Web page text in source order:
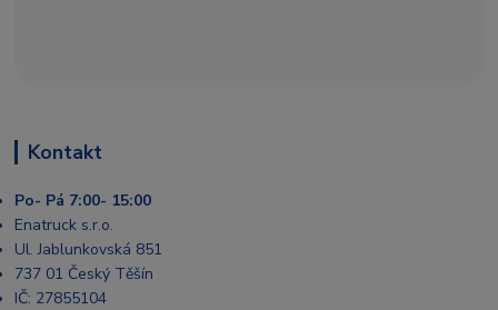
Kontakt
Po- Pá 7:00- 15:00
Enatruck s.r.o.
Ul. Jablunkovská 851
737 01 Český Těšín
IČ: 27855104